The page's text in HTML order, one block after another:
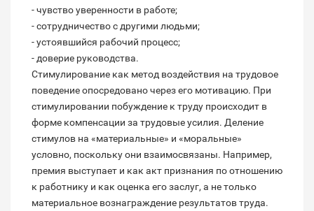
- чувство уверенности в работе;
- сотрудничество с другими людьми;
- устоявшийся рабочий процесс;
- доверие руководства.
Стимулирование как метод воздействия на трудовое
поведение опосредовано через его мотивацию. При
стимулировании побуждение к труду происходит в
форме компенсации за трудовые усилия. Деление
стимулов на «материальные» и «моральные»
условно, поскольку они взаимосвязаны. Например,
премия выступает и как акт признания по отношению
к работнику и как оценка его заслуг, а не только
материальное вознаграждение результатов труда.